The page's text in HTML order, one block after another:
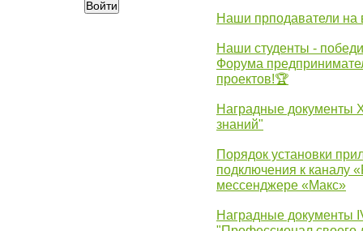
Наши прподаватели
Наши студенты -
Форума
проектов!🏆
Наградные документы
знаний"
Порядок установки
подключения к каналу
мессенджере «Макс»
Наградные документы